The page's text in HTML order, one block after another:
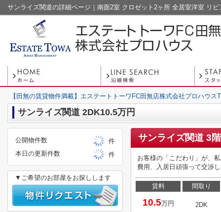
【田無の賃貸物件満載】エステートトーワFC田無店株式会社プロハウス
サンライズ関道 2DK10.5万円
サンライズ関道 3階
お客様の「こだわり」が、
費用、入居日頑張って交渉
賃料
10.5万円
間取り
2DK
公開物件数
件
本日の更新件数
件
▼ご希望のお部屋をお探しします